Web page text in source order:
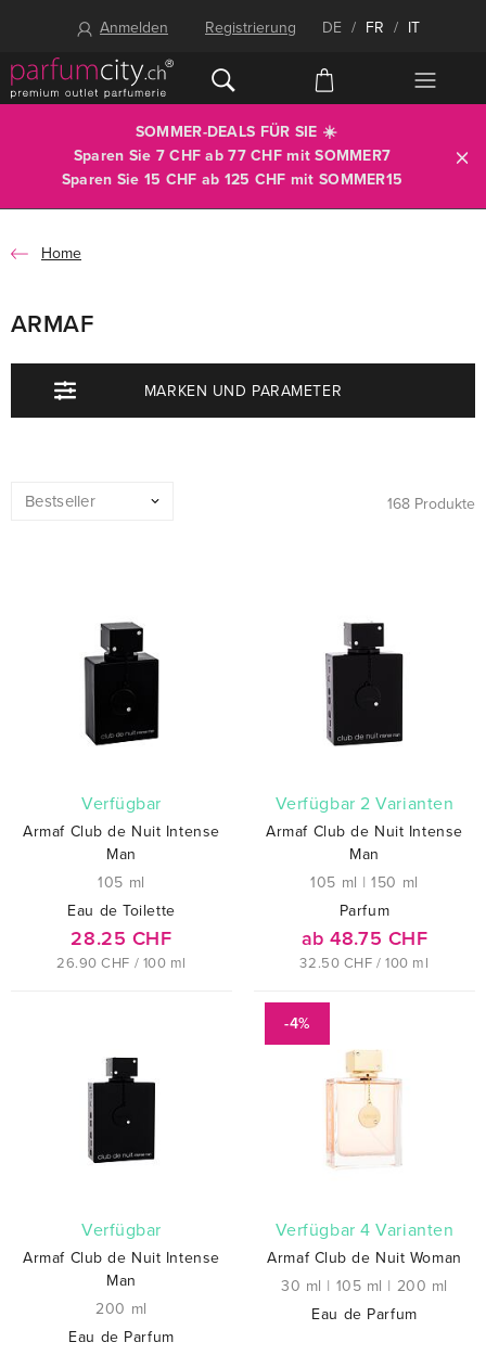
Anmelden Registrierung DE / FR / IT
SOMMER-DEALS FÜR SIE ☀️
Sparen Sie 7 CHF ab 77 CHF mitSOMMER7
Sparen Sie 15 CHF ab 125 CHF mit SOMMER15
Home
ARMAF
MARKEN UND PARAMETER
168 Produkte
verfügbar
Armaf Club de Nuit Intense
Man
105 ml
Eau de Toilette
28.25 CHF
26.90 CHF / 100 ml
verfügbar 2 Varianten
Armaf Club de Nuit Intense
Man
105 ml |150 ml
Parfum
ab 48.75 CHF
32.50 CHF / 100 ml
verfügbar
Armaf Club de Nuit Intense
Man
200 ml
Eau de Parfum
-4%
verfügbar 4 Varianten
Armaf Club de Nuit Woman
30 ml | 105 ml | 200 ml
Eau de Parfum